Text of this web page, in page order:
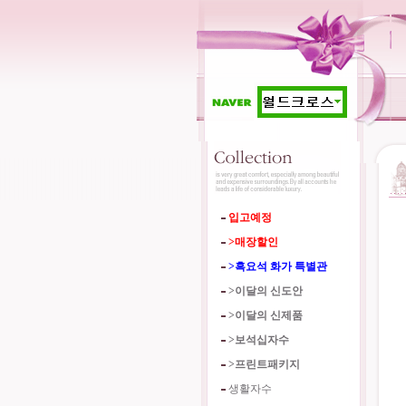
입고예정
>매장할인
>흑요석 화가 특별관
>이달의 신도안
>이달의 신제품
>보석십자수
>프린트패키지
생활자수